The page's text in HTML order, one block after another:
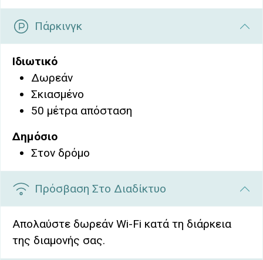
Πάρκινγκ
Ιδιωτικό
Δωρεάν
Σκιασμένο
50 μέτρα απόσταση
Δημόσιο
Στον δρόμο
Πρόσβαση Στο Διαδίκτυο
Απολαύστε δωρεάν Wi-Fi κατά τη διάρκεια
της διαμονής σας.